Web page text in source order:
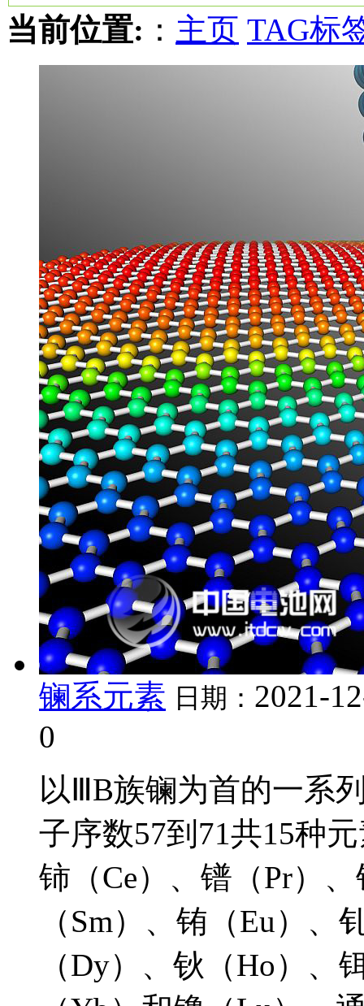
当前位置: ： 主页 TAG标
镧系元素 日期： 2021-
0
以ⅢB族镧为首的一系
子序数57到71共15种
铈（Ce）、镨（Pr）
（Sm）、铕（Eu）
（Dy）、钬（Ho）、